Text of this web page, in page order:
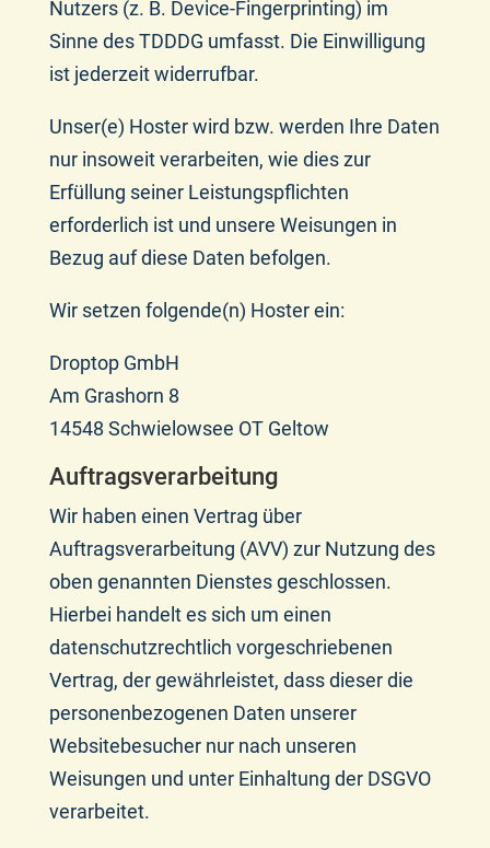
Nutzers (z. B. Device-Fingerprinting) im
Sinne des TDDDG umfasst. Die Einwilligung
ist jederzeit widerrufbar.
Unser(e) Hoster wird bzw. werden Ihre Daten
nur insoweit verarbeiten, wie dies zur
Erfüllung seiner Leistungspflichten
erforderlich ist und unsere Weisungen in
Bezug auf diese Daten befolgen.
Wir setzen folgende(n) Hoster ein:
Droptop GmbH
Am Grashorn 8
14548 Schwielowsee OT Geltow
Auftragsverarbeitung
Wir haben einen Vertrag über
Auftragsverarbeitung (AVV) zur Nutzung des
oben genannten Dienstes geschlossen.
Hierbei handelt es sich um einen
datenschutzrechtlich vorgeschriebenen
Vertrag, der gewährleistet, dass dieser die
personenbezogenen Daten unserer
Websitebesucher nur nach unseren
Weisungen und unter Einhaltung der DSGVO
verarbeitet.